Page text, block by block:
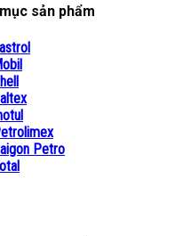
sản phẩm
Petro